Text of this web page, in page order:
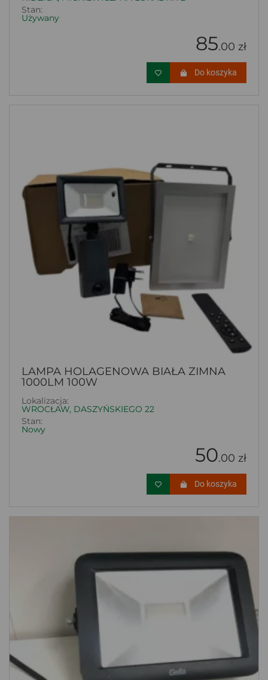
Stan:
Używany
85.00 zł
Do koszyka
LAMPA HOLAGENOWA BIAŁA ZIMNA
1000LM 100W
Lokalizacja:
WROCŁAW, DASZYŃSKIEGO 22
Stan:
Nowy
50.00 zł
Do koszyka